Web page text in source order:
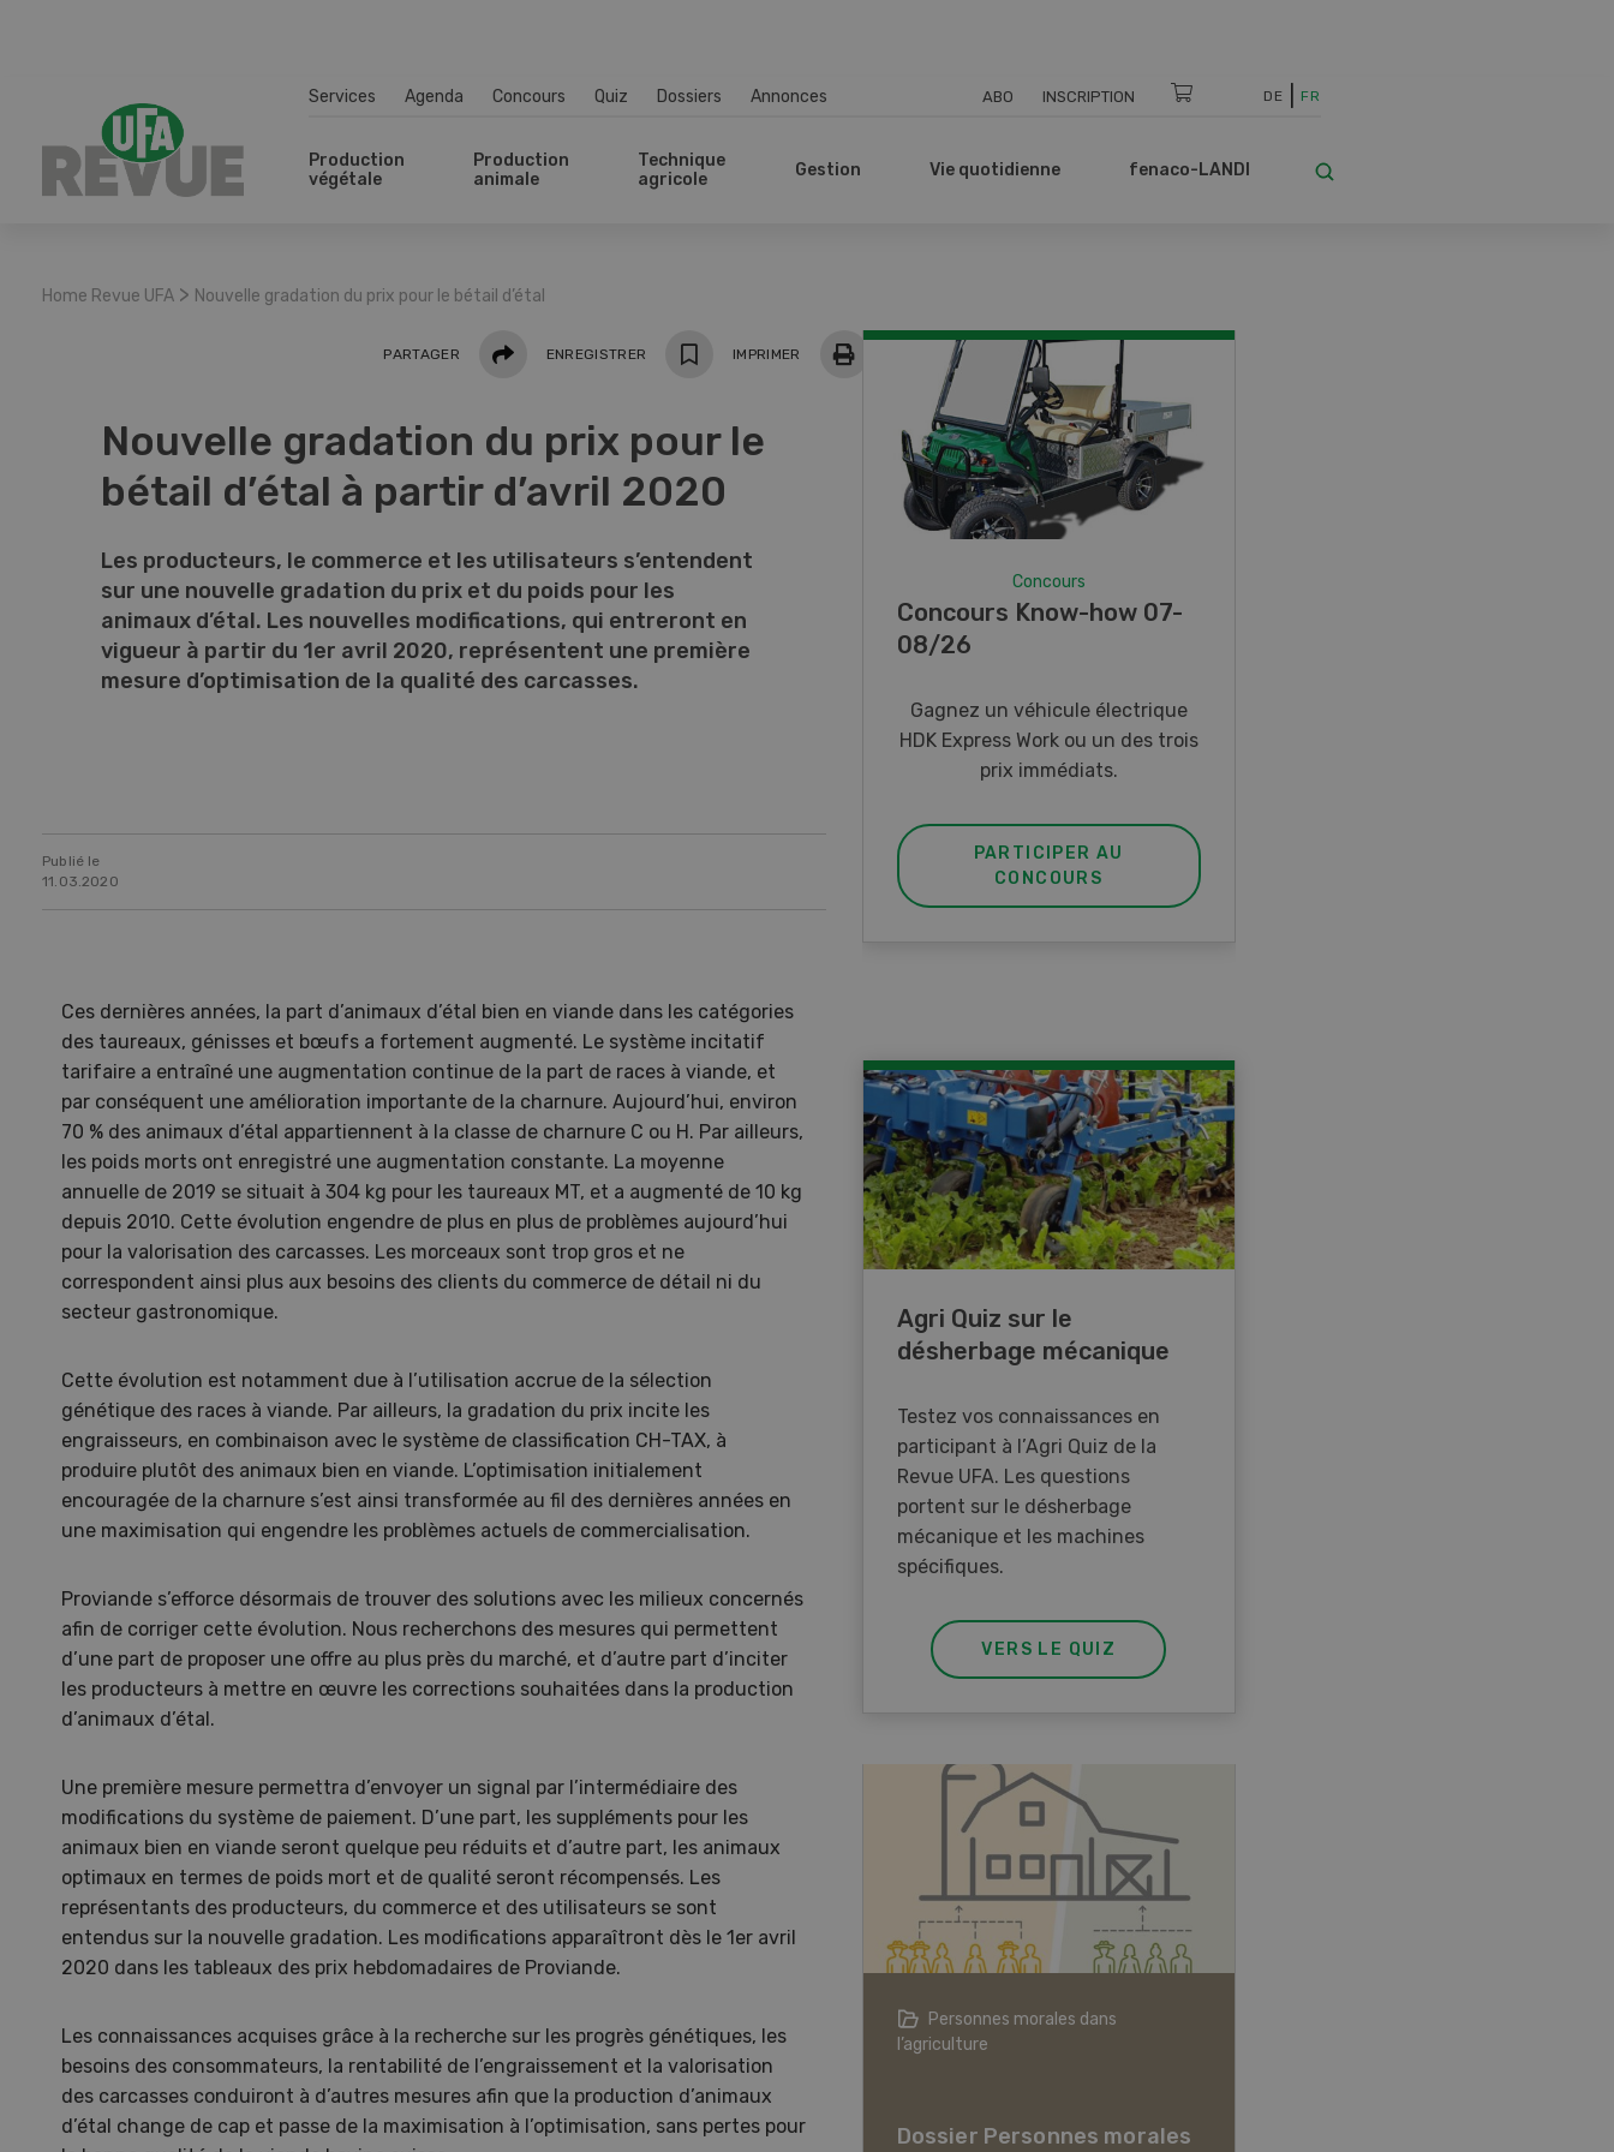
Services Agenda Concours Quiz Dossiers Annonces ABO INSCRIPTION DE FR
Production
végétale
Production
animale
Technique
agricole
Gestion Vie quotidienne fenaco-LANDI
Home Revue UFA > Nouvelle gradation du prix pour le bétail d’étal
PARTAGER PartagerENREGISTRER IMPRIMER
Nouvelle gradation du prix pour le
bétail d’étal à partir d’avril 2020
Les producteurs, le commerce et les utilisateurs s’entendent
sur une nouvelle gradation du prix et du poids pour les
animaux d’étal. Les nouvelles modifications, qui entreront en
vigueur à partir du 1er avril 2020, représentent une première
mesure d’optimisation de la qualité des carcasses.
Publié le
11.03.2020
Ces dernières années, la part d’animaux d’étal bien en viande dans les catégories
des taureaux, génisses et bœufs a fortement augmenté. Le système incitatif
tarifaire a entraîné une augmentation continue de la part de races à viande, et
par conséquent une amélioration importante de la charnure. Aujourd’hui, environ
70 % des animaux d’étal appartiennent à la classe de charnure C ou H. Par ailleurs,
les poids morts ont enregistré une augmentation constante. La moyenne
annuelle de 2019 se situait à 304 kg pour les taureaux MT, et a augmenté de 10 kg
depuis 2010. Cette évolution engendre de plus en plus de problèmes aujourd’hui
pour la valorisation des carcasses. Les morceaux sont trop gros et ne
correspondent ainsi plus aux besoins des clients du commerce de détail ni du
secteur gastronomique.
Cette évolution est notamment due à l’utilisation accrue de la sélection
génétique des races à viande. Par ailleurs, la gradation du prix incite les
engraisseurs, en combinaison avec le système de classification CH-TAX, à
produire plutôt des animaux bien en viande. L’optimisation initialement
encouragée de la charnure s’est ainsi transformée au fil des dernières années en
une maximisation qui engendre les problèmes actuels de commercialisation.
Proviande s’efforce désormais de trouver des solutions avec les milieux concernés
afin de corriger cette évolution. Nous recherchons des mesures qui permettent
d’une part de proposer une offre au plus près du marché, et d’autre part d’inciter
les producteurs à mettre en œuvre les corrections souhaitées dans la production
d’animaux d’étal.
Une première mesure permettra d’envoyer un signal par l’intermédiaire des
modifications du système de paiement. D’une part, les suppléments pour les
animaux bien en viande seront quelque peu réduits et d’autre part, les animaux
optimaux en termes de poids mort et de qualité seront récompensés. Les
représentants des producteurs, du commerce et des utilisateurs se sont
entendus sur la nouvelle gradation. Les modifications apparaîtront dès le 1er avril
2020 dans les tableaux des prix hebdomadaires de Proviande.
Les connaissances acquises grâce à la recherche sur les progrès génétiques, les
besoins des consommateurs, la rentabilité de l’engraissement et la valorisation
des carcasses conduiront à d’autres mesures afin que la production d’animaux
d’étal change de cap et passe de la maximisation à l’optimisation, sans pertes pour
Concours
Concours Know-how 07-
08/26
Gagnez un véhicule électrique
HDK Express Work ou un des trois
prix immédiats.
PARTICIPER AU
CONCOURS
Agri Quiz sur le
désherbage mécanique
Testez vos connaissances en
participant à l’Agri Quiz de la
Revue UFA. Les questions
portent sur le désherbage
mécanique et les machines
spécifiques.
VERS LE QUIZ
mains
Une ferme entre de
climatique
Dossier L’agriculture à l’ère
du changement climatique
Personnes morales dans
l’agriculture
Dossier Personnes morales